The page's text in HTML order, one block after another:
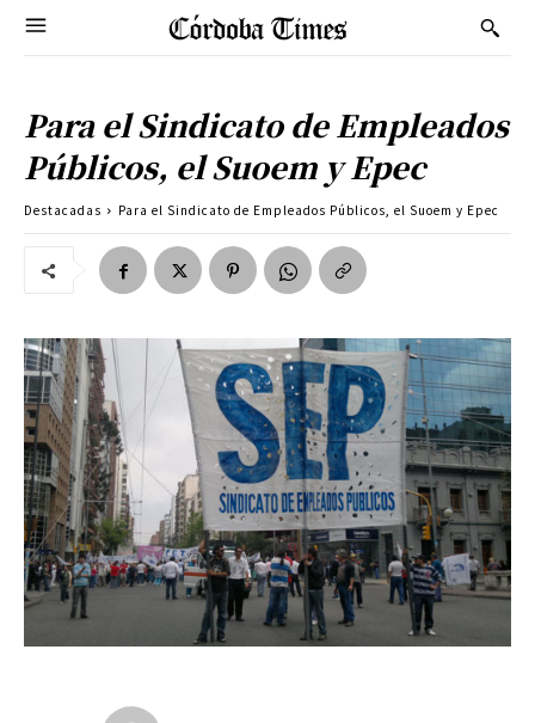
Para el Sindicato de Empleados
Públicos, el Suoem y Epec
Destacadas Para el Sindicato de Empleados Públicos, el Suoem y Epec